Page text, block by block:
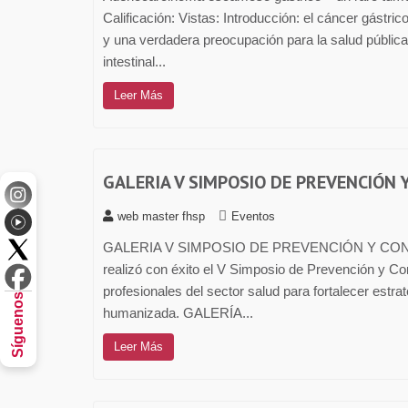
Calificación: Vistas: Introducción: el cáncer
y una verdadera preocupación para la salud
intestinal...
Leer Más
GALERIA V SIMPOSIO DE PREVENCIÓN
web master fhsp Eventos
GALERIA V SIMPOSIO DE PREVENCIÓN Y
realizó con éxito el V Simposio de Prevención y
profesionales del sector salud para fortalecer
humanizada. GALERÍA...
Leer Más
Síguenos